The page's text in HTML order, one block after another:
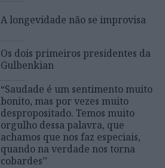
A longevidade não se improvisa
Os dois primeiros presidentes da
Gulbenkian
“Saudade é um sentimento muito
bonito, mas por vezes muito
despropositado. Temos muito
orgulho dessa palavra, que
achamos que nos faz especiais,
quando na verdade nos torna
cobardes’’